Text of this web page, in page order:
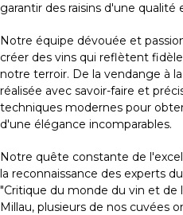
garantir des raisins d'une qualité
Notre équipe dévouée et
créer des vins qui reflètent
notre terroir. De la vendange à
réalisée avec savoir-faire et
techniques modernes pour
d'une élégance incomparables.
Notre quête constante de
la reconnaissance des experts
"Critique du monde du vin et de
Millau, plusieurs de nos cuvées